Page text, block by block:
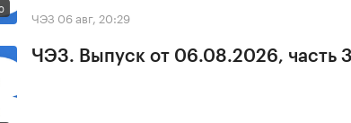
ЧЭЗ 06 авг, 20:29
ЧЭЗ. Выпуск от 06.08.2026, часть